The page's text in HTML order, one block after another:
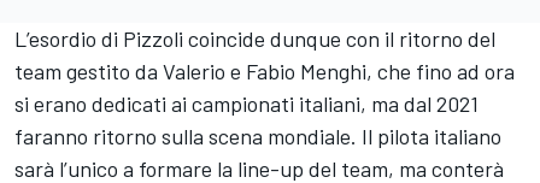
L’esordio di Pizzoli coincide dunque con il ritorno del
team gestito da Valerio e Fabio Menghi, che fino ad ora
si erano dedicati ai campionati italiani, ma dal 2021
faranno ritorno sulla scena mondiale. Il pilota italiano
sarà l’unico a formare la line-up del team, ma conterà